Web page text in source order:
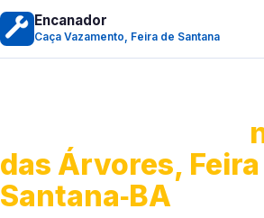
Encanador
Caça Vazamento, Feira de Santana
das Árvores, Feira
Santana‑BA